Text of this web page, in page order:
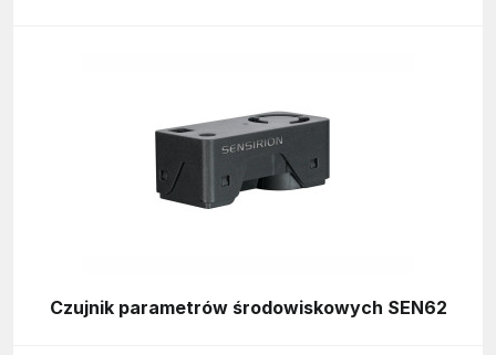
Czujnik parametrów środowiskowych SEN62